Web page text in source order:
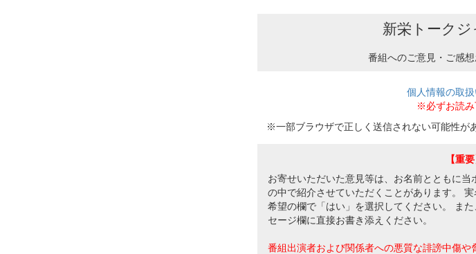
新栄トーク
番組へのご意見・ご感想
個人情報の取
※必ずお読み
※一部ブラウザで正しく送信されない可能性が
【重要
お寄せいただいた意見等は、お名前とともに
の中で紹介させていただくことがあります。
希望の欄で「はい」を選択してください。 ま
セージ欄に直接お書き添えください。
番組出演者および関係者への悪質な誹謗中傷